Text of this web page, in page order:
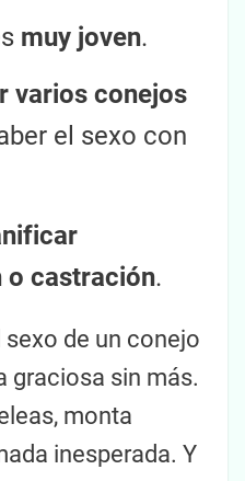
muy joven.
varios conejos
el sexo con
o castración.
de un conejo
graciosa sin más.
monta
inesperada. Y